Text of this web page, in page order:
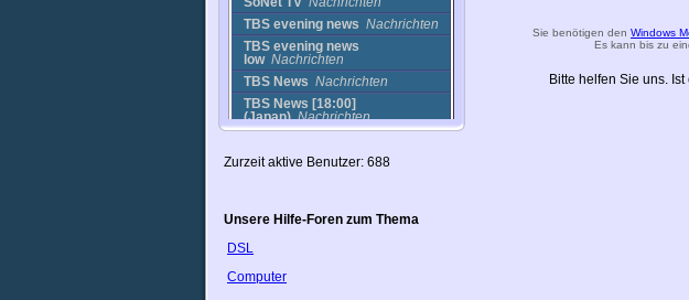
TBS evening news Nachrichten
TBS evening news
low Nachrichten
TBS News Nachrichten
TBS News [18:00]
(Japan) Nachrichten
TBS news23 low Nachrichten
TBS newsbird low Nachrichten
Tsukuba, Ibaraki Cam
Pref Nachrichten
Sie benötigen den Windows
Es kann bis zu
Bitte helfen Sie uns.
Zurzeit aktive Benutzer: 688
Unsere Hilfe-Foren zum Thema
DSL
Computer